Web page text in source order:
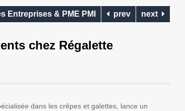
Entreprises & PME PMI prev next
chez Régalette
dans les crêpes et galettes, lance un